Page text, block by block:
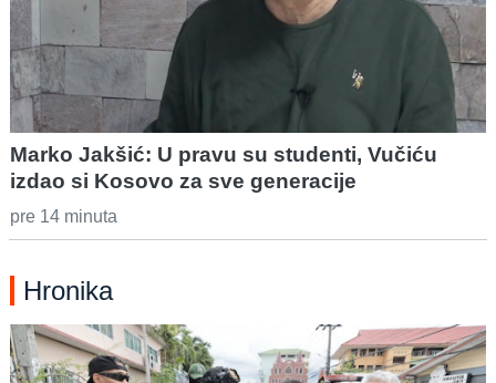
Marko Jakšić: U pravu su studenti, Vučiću
izdao si Kosovo za sve generacije
pre 14 minuta
Hronika